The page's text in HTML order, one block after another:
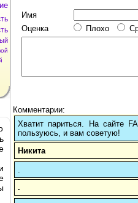
Имя
Оценка
Плохо
Комментарии:
Хватит париться. На сайте
пользуюсь, и вам советую!
Никита
.